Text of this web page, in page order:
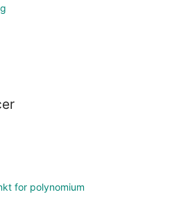
for polynomium